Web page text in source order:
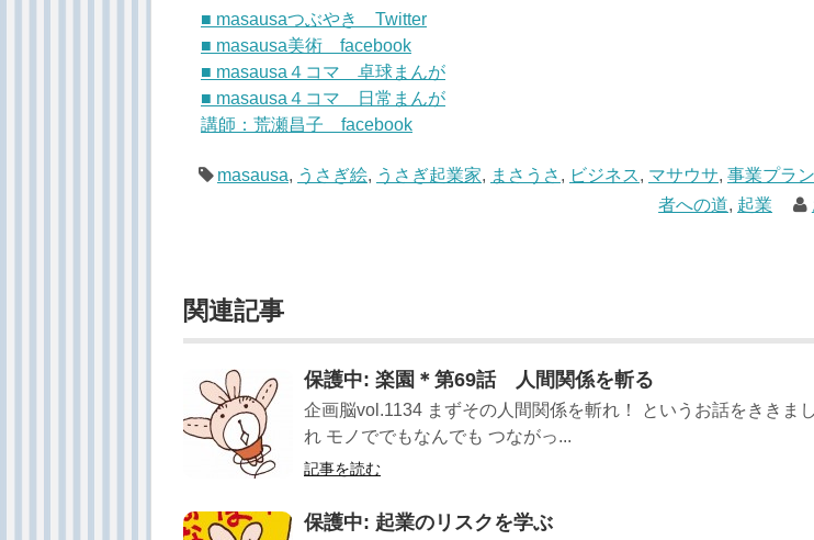
■ masausaつぶやき Twitter
■ masausa美術 facebook
■ masausa４コマ 卓球まんが
■ masausa４コマ 日常まんが
講師：荒瀬昌子 facebook
masausa, うさぎ絵, うさぎ起業家, まさうさ , ビジネス, マサウサ, 事業プラ
者への道, 起業
関連記事
保護中: 楽園＊第69話 人間関係を斬る
企画脳vol.1134 まずその人間関係を斬れ！ というお話をききま
れ モノででもなんでも つながっ...
記事を読む
保護中: 起業のリスクを学ぶ